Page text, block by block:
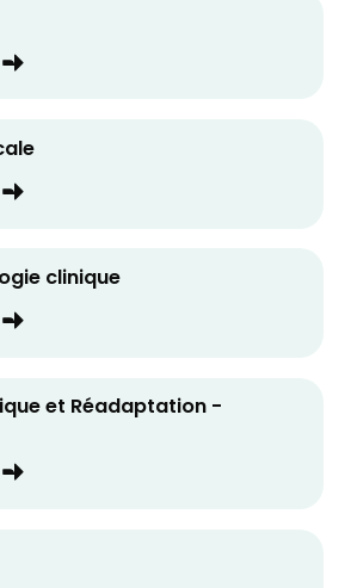
clinique
et Réadaptation -